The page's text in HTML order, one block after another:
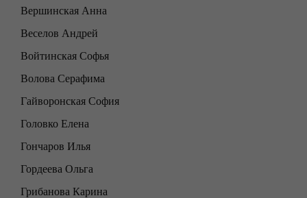
Вершинская Анна
Веселов Андрей
Войтинская Софья
Волова Серафима
Гайворонская София
Головко Елена
Гончаров Илья
Гордеева Ольга
Грибанова Карина